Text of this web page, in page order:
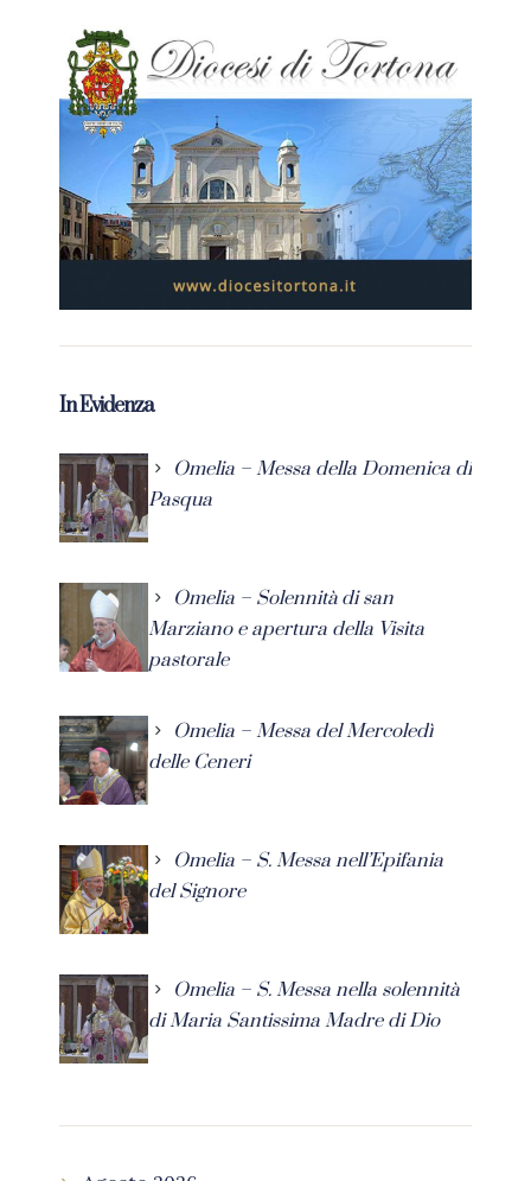
In Evidenza
Omelia – Messa della Domenica di
Pasqua
Omelia – Solennità di san
Marziano e apertura della Visita
pastorale
Omelia – Messa del Mercoledì
delle Ceneri
Omelia – S. Messa nell’Epifania
del Signore
Omelia – S. Messa nella solennità
di Maria Santissima Madre di Dio